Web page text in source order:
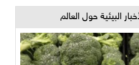
البيئية حول العالم